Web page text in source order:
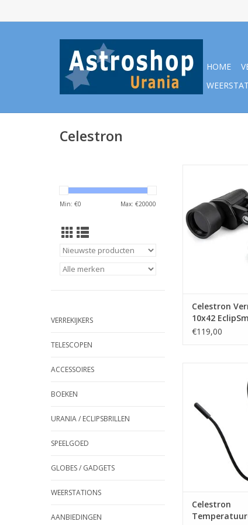
HOME
Celestron
Min: €0 Max: €20000
VERREKIJKERS
TELESCOPEN
ACCESSOIRES
BOEKEN
URANIA / ECLIPSBRILLEN
SPEELGOED
GLOBES / GADGETS
WEERSTATIONS
AANBIEDINGEN
TOEVOEGEN
Celestron
10x42
€119,00
Celestron
voor slimme
bescherming
TOEVOEGEN
Celestron